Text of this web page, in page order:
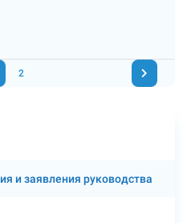
2
и заявления руководства